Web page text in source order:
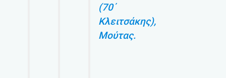
(70΄
Κλειτσάκης),
Μούτας.